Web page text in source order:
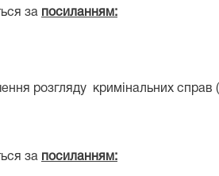
за посиланням:
розгляду кримінальних
за посиланням: